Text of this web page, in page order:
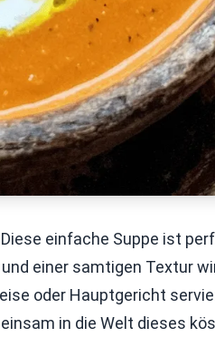
einfache Suppe ist
einer samtigen Textur
oder Hauptgericht
in die Welt dieses